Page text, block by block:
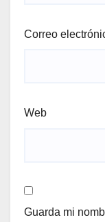
Correo
Web
Guarda mi